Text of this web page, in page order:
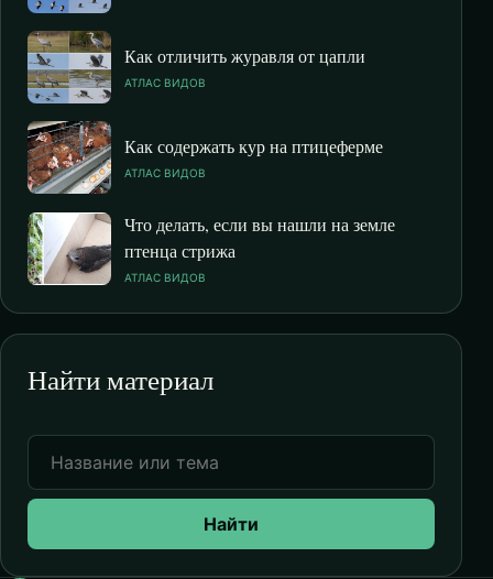
Как отличить журавля от цапли
АТЛАС ВИДОВ
Как содержать кур на птицеферме
АТЛАС ВИДОВ
Что делать, если вы нашли на земле
птенца стрижа
АТЛАС ВИДОВ
Найти материал
Найти